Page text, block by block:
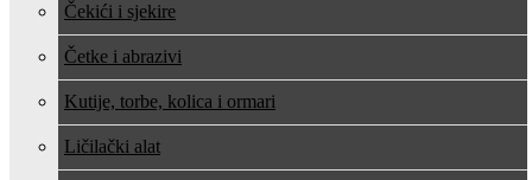
Čekići i sjekire
Četke i abrazivi
Kutije, torbe, kolica i ormari
Ličilački alat